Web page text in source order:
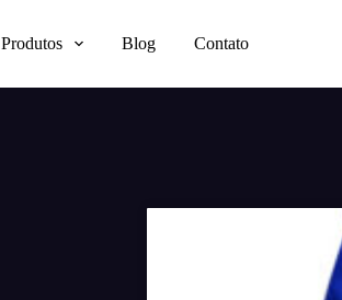
Produtos Blog Contato